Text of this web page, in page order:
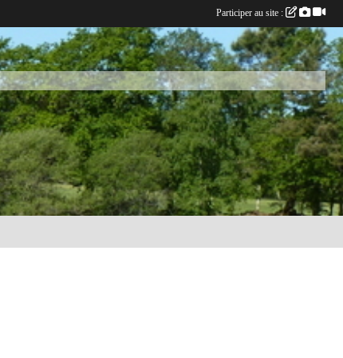
Participer au site :